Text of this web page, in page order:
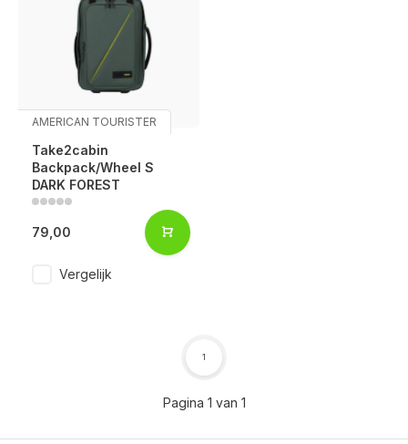
AMERICAN TOURISTER
Take2cabin
Backpack/Wheel S
DARK FOREST
79,00
Vergelijk
Pagina 1 van 1
1